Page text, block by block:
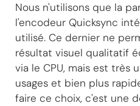
Nous n'utilisons que la
l'encodeur Quicksync
utilisé. Ce dernier ne
résultat visuel qualitatif
via le CPU, mais est très
usages et bien plus
faire ce choix, c'est une